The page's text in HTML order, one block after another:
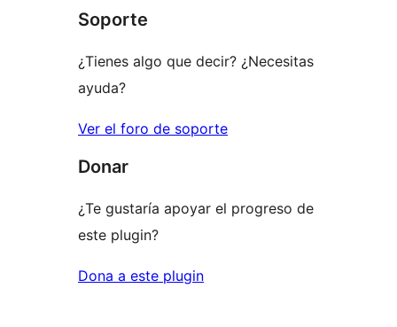
reviews
Soporte
¿Tienes algo que decir? ¿Necesitas
ayuda?
Ver el foro de soporte
Donar
¿Te gustaría apoyar el progreso de
este plugin?
Dona a este plugin